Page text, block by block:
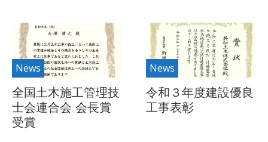
News
全国土木施工管理技
士会連合会 会長賞
受賞
News
令和３年度建設優良
工事表彰